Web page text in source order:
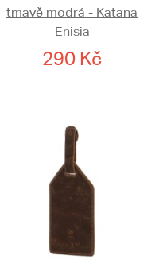
tmavě modrá - Katana
Enisia
290 Kč